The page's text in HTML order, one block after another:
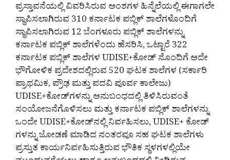
ಪ್ರಸ್ತಾವನೆಯಲ್ಲಿ ವಿವರಿಸಿರುವ ಅಂಶಗಳ ಹಿನ್ನೆಲೆಯಲ್ಲಿ ಈಗಾಗಲೇ
ಸ್ಥಾಪಿಸಲಾಗಿರುವ 310 ಕರ್ನಾಟಕ ಪಬ್ಲಿಕ್ ಶಾಲೆಗಳೊಂದಿಗೆ
ಸ್ಥಾಪಿಸಲಾಗಿರುವ 12 ಬೆಂಗಳೂರು ಪಬ್ಲಿಕ್ ಶಾಲೆಗಳನ್ನು
ಕರ್ನಾಟಕ ಪಬ್ಲಿಕ್ ಶಾಲೆಗಳೆಂದು ಹೆಸರಿಸಿ, ಒಟ್ಟಾರೆ 322
ಕರ್ನಾಟಕ ಪಬ್ಲಿಕ್ ಶಾಲೆಗಳ UDISE+ಕೋಡ್ ನೊಂದಿಗೆ ಅದೇ
ಭೌಗೋಳಿಕ ಪ್ರದೇಶದಲ್ಲಿರುವ 520 ಘಟಕ ಶಾಲೆಗಳ (ಸರ್ಕಾರಿ
ಪ್ರಾಥಮಿಕ, ಪ್ರೌಢ ಮತ್ತು ಪದವಿ ಪೂರ್ವ ಕಾಲೇಜು)
UDISE+ಕೋಡ್‌ಗಳನ್ನು ಅನುಬಂಧದಲ್ಲಿ ತಿಳಿಸಿರುವಂತೆ
ಸಂಯೋಜನೆಗೊಳಿಸಲು ಮತ್ತು ಕರ್ನಾಟಕ ಪಬ್ಲಿಕ್ ಶಾಲೆಗಳನ್ನು
ಒಂದೇ UDISE+ಕೋಡ್‌ನಲ್ಲಿ ನಿರ್ವಹಿಸಲು, UDISE+ ಕೋಡ್
ಗಳನ್ನು ಜೋಡಣೆ ಮಾಡಿದ ನಂತರವೂ ಸಹ ಘಟಕ ಶಾಲೆಗಳು
ಪ್ರಸ್ತುತ ಕಾರ್ಯನಿರ್ವಹಿಸುತ್ತಿರುವ ಭೌತಿಕ ಸ್ಥಳಗಳಲ್ಲಿಯೇ